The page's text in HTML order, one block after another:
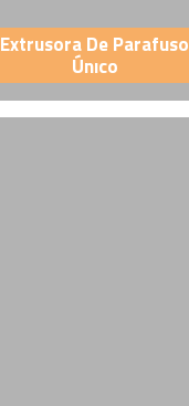
Extrusora De Parafuso
Únıco